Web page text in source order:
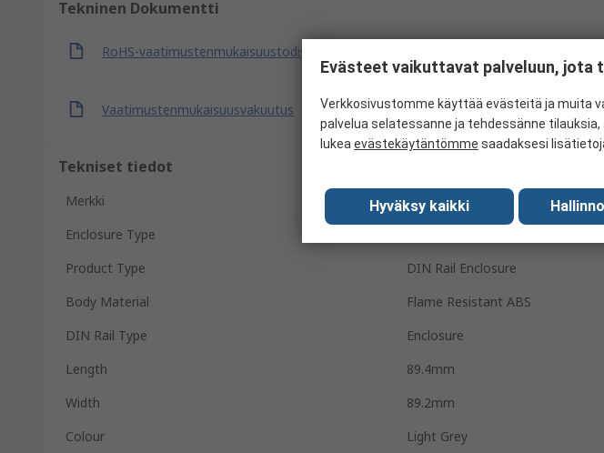
Tekninen Dokumentti
RoHS-vaatimustenmukaisuustodistus
Vaatimustenmukaisuusvakuutus
Tekniset tiedot
Merkki
RS Pro
Enclosure Type
Product Type
DIN Rail Enclosure
Body Material
Flame Resistant ABS
DIN Rail Type
Enclosure
Length
89.4mm
Width
89.2mm
Colour
Light Grey
Evästeet vaikuttavat palveluun, jota
Verkkosivustomme käyttää evästeitä ja muita
palvelua selatessanne ja tehdessänne
lukea evästekäytäntömme saadaksesi
Hyväksy kaikki